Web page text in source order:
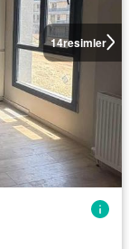
14resimler